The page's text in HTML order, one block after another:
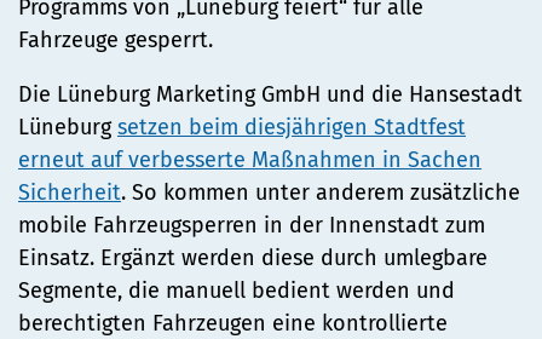
Programms von „Lüneburg feiert“ für alle
Fahrzeuge gesperrt.
Die Lüneburg Marketing GmbH und die Hansestadt
Lüneburgsetzen beim diesjährigen Stadtfest
erneut auf verbesserte Maßnahmen in Sachen
Sicherheit. So kommen unter anderem zusätzliche
mobile Fahrzeugsperren in der Innenstadt zum
Einsatz. Ergänzt werden diese durch umlegbare
Segmente, die manuell bedient werden und
berechtigten Fahrzeugen eine kontrollierte